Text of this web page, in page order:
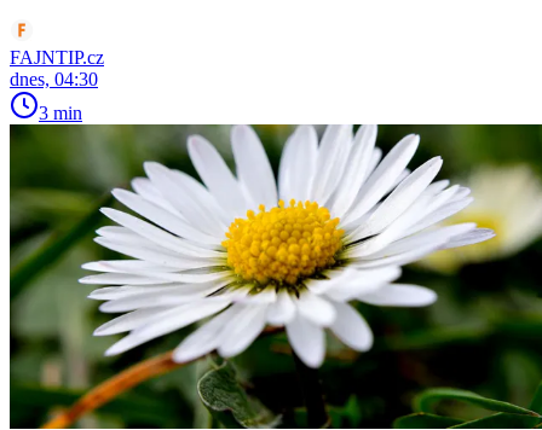
FAJNTIP.cz
dnes, 04:30
3 min